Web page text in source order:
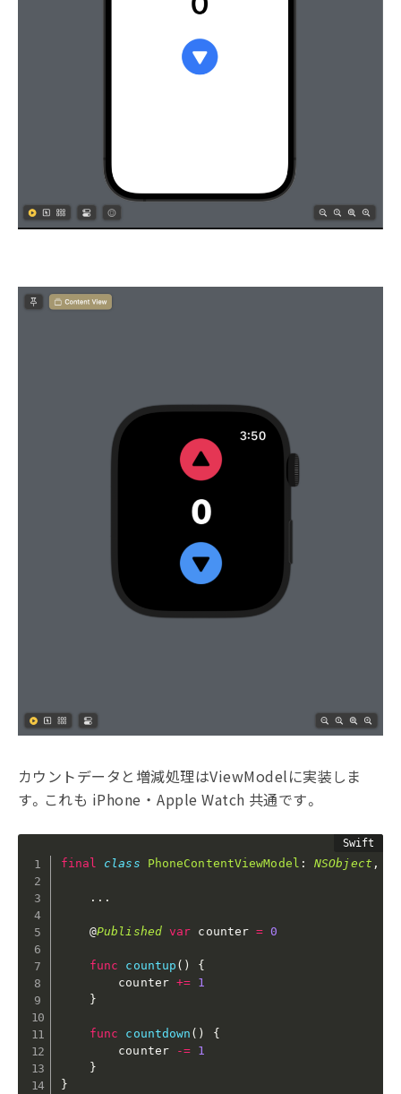
カウントデータと増減処理はViewModelに実装しま
す。これも iPhone ・ Apple Watch 共通です。
final class PhoneContentViewModel : NSObject ,
. . .
    @
Published var counter = 0
func countup ( )
{
        counter
+= 1
}
func countdown ( )
{
        counter
-= 1
}
}